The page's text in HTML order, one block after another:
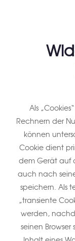
Als
Rechnern der
können
Cookie dient
dem Gerät auf
auch nach
speichern. Als
„transiente
werden,
seinen